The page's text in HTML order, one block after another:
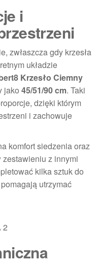
i
zwłaszcza gdy krzesła
układzie
Krzesło Ciemny
jako 45/51/90 cm. Taki
dzięki którym
i zachowuje
komfort siedzenia oraz
zestawieniu z innymi
kilka sztuk do
utrzymać
2